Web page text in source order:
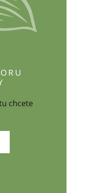
chcete